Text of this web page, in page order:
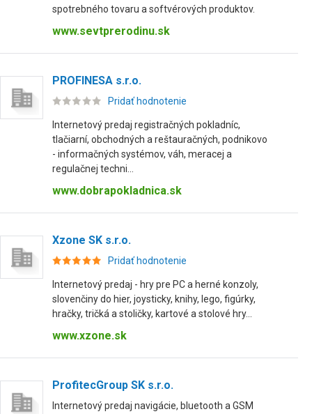
spotrebného tovaru a softvérových produktov.
www.sevtprerodinu.sk
PROFINESA s.r.o.
Pridať hodnotenie
Internetový predaj registračných pokladníc,
tlačiarní, obchodných a reštauračných, podnikovo
- informačných systémov, váh, meracej a
regulačnej techni...
www.dobrapokladnica.sk
Xzone SK s.r.o.
Pridať hodnotenie
Internetový predaj - hry pre PC a herné konzoly,
slovenčiny do hier, joysticky, knihy, lego, figúrky,
hračky, tričká a stoličky, kartové a stolové hry...
www.xzone.sk
ProfitecGroup SK s.r.o.
Internetový predaj navigácie, bluetooth a GSM